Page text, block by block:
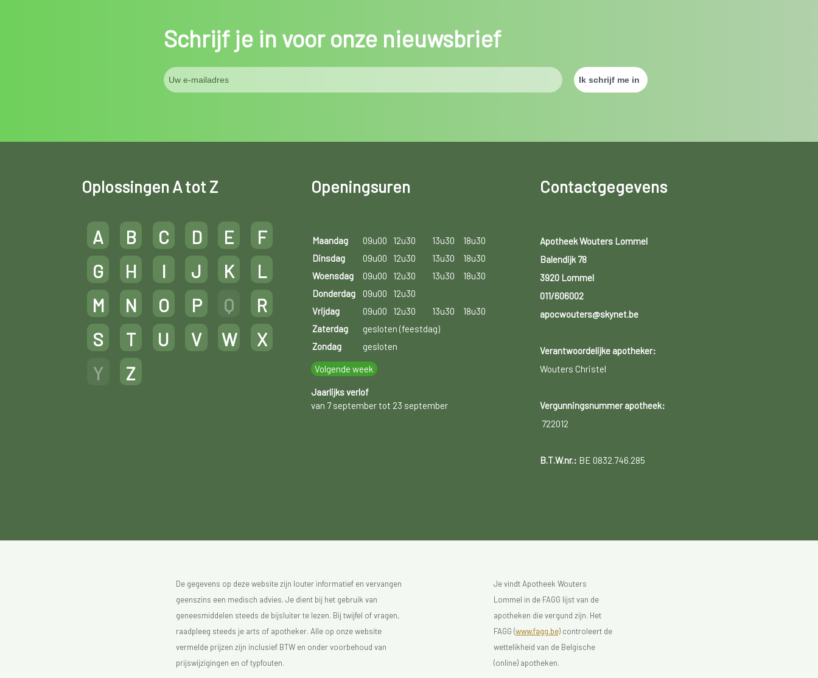
Schrijf je in voor onze nieuwsbrief
Oplossingen A tot Z
A B C D E
F
G
H I J K
L
M
N O P Q
R
S
T U V W
X
Y
Z
Openingsuren
Maandag 09u00 12u30 13u30
18u30
Dinsdag
09u00 12u30 13u30
18u30
Woensdag
09u00 12u30 13u30
18u30
Donderdag
09u00
12u30
Vrijdag
09u00 12u30 13u30
18u30
Zaterdag
gesloten (feestdag)
Zondag
gesloten
Volgende week
Jaarlijks verlof
van 7 september tot 23 september
Contactgegevens
Apotheek Wouters Lommel
Balendijk 78
3920 Lommel
011/606002
apocwouters@skynet.be
Verantwoordelijke apotheker:
Wouters Christel
Vergunningsnummer apotheek:
722012
B.T.W.nr.: BE 0832.746.285
De gegevens op deze website zijn louter informatief en vervangen
geenszins een medisch advies. Je dient bij het gebruik van
geneesmiddelen steeds de bijsluiter te lezen. Bij twijfel of vragen,
raadpleeg steeds je arts of apotheker. Alle op onze website
vermelde prijzen zijn inclusief BTW en onder voorbehoud van
prijswijzigingen en of typfouten.
Je vindt Apotheek Wouters
Lommel in de FAGG lijst van de
apotheken die vergund zijn. Het
FAGG (www.fagg.be)controleert de
wettelikheid van de Belgische
(online) apotheken.